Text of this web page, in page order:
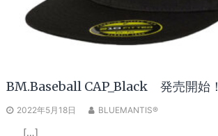
BM.Baseball CAP_Black 発売開始！
2022年5月18日 BLUEMANTIS®
[…]